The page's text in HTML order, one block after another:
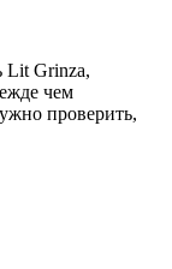
Lit Grinza,
чем
проверить,